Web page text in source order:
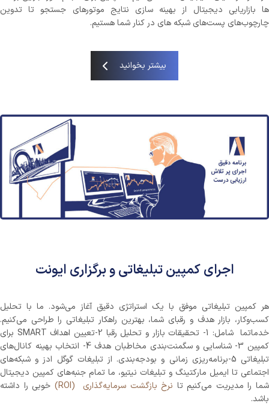
ها بازاریابی دیجیتال از بهینه سازی نتایج موتورهای جستجو تا تدوین
چارچوب‌های پست‌های شبکه های در کنار شما هستیم.
بیشتر بخوانید
اجرای کمپین تبلیغاتی و برگزاری ایونت
هر کمپین تبلیغاتی موفق با یک استراتژی دقیق آغاز می‌شود. ما با تحلیل
کسب‌وکار، بازار هدف و رقبای شما، بهترین راهکار تبلیغاتی را طراحی می‌کنیم.
خدماتما شامل: 1- تحقیقات بازار و تحلیل رقبا 2-تعیین اهداف SMART برای
کمپین 3- شناسایی و سگمنت‌بندی مخاطبان هدف 4- انتخاب بهینه کانال‌های
تبلیغاتی 5-برنامه‌ریزی زمانی و بودجه‌بندی. از تبلیغات گوگل ادز و شبکه‌های
اجتماعی تا ایمیل مارکتینگ و تبلیغات نیتیو، ما تمام جنبه‌های کمپین دیجیتال
شما را مدیریت می‌کنیم تا نرخ بازگشت سرمایه‌گذاری (ROI)
خوبی را داشته
باشد.